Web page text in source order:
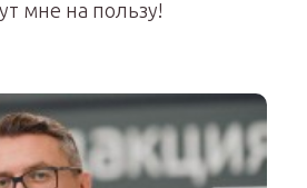
мне на пользу!